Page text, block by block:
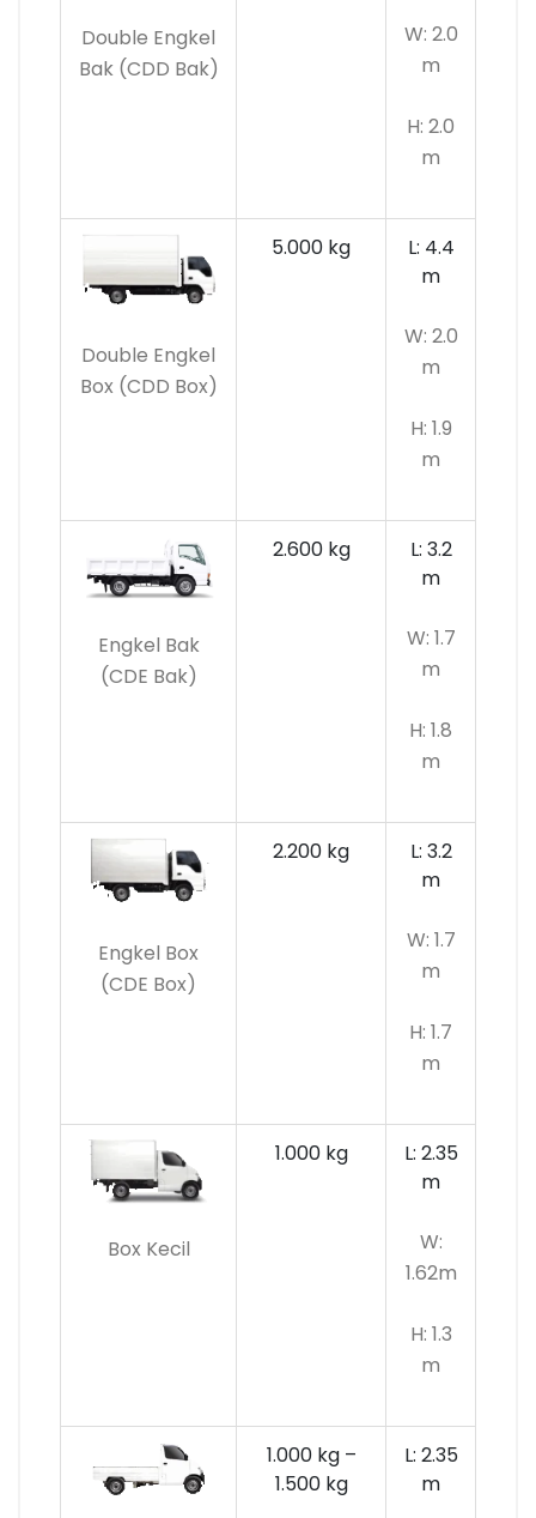
Double Engkel
Bak (CDD Bak)
W: 2.0
m
H: 2.0
m
Double Engkel
Box (CDD Box)
5.000 kg
L: 4.4
m
W: 2.0
m
H: 1.9
m
Engkel Bak
(CDE Bak)
2.600 kg
L: 3.2
m
W: 1.7
m
H: 1.8
m
Engkel Box
(CDE Box)
2.200 kg
L: 3.2
m
W: 1.7
m
H: 1.7
m
Box Kecil
1.000 kg
L: 2.35
m
W:
1.62m
H: 1.3
m
1.000 kg –
1.500 kg
L: 2.35
m